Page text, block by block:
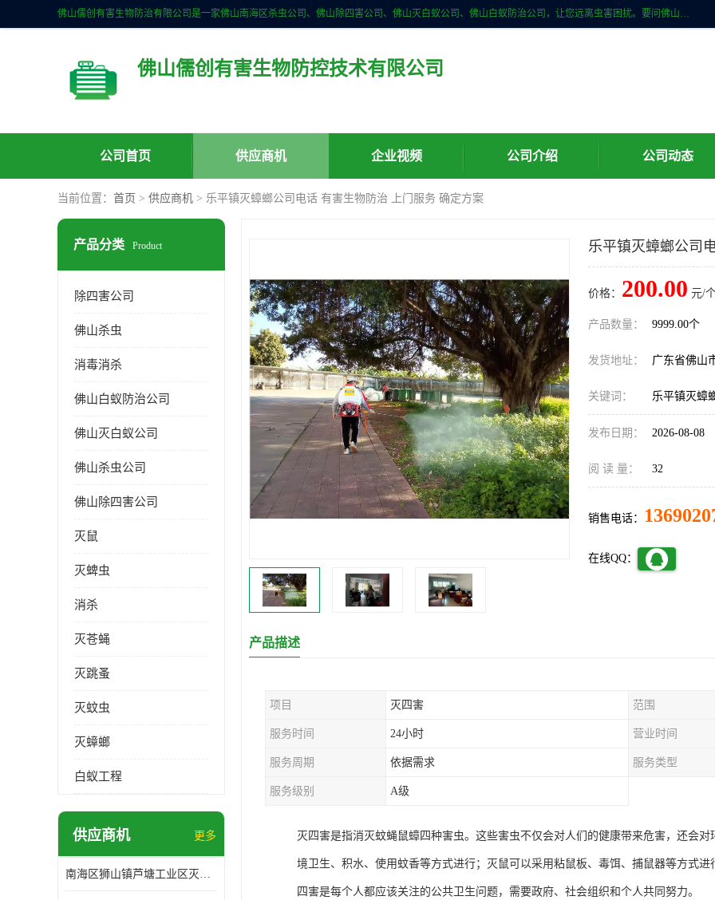
佛山儒创有害生物防治有限公司是一家佛山南海区杀虫公司、佛山除四害公司、佛山灭白蚁公司、佛山白蚁防治公司，让您远离虫害困扰。要问佛山白蚁防治哪家好？佛山儒创有害生物防治有限公司全佛山、广州，正规公司，上门勘查，可靠，售后有保障。
佛山儒创有害生物防控技术有限公司
公司首页 供应商机 企业视频 公司介绍 公司动态
当前位置： 首页 > 供应商机 > 乐平镇灭蟑螂公司电话 有害生物防治 上门服务 确定方案
产品分类 Product
除四害公司
佛山杀虫
消毒消杀
佛山白蚁防治公司
佛山灭白蚁公司
佛山杀虫公司
佛山除四害公司
灭鼠
灭蜱虫
消杀
灭苍蝇
灭跳蚤
灭蚊虫
灭蟑螂
白蚁工程
供应商机 更多
南海区狮山镇芦塘工业区灭白蚁多少钱 上门服务 确定方案
乐平镇灭蟑螂公司
价格： 200.00 元/
产品数量： 9999.00个
发货地址： 广东省佛山
关键词： 乐平镇灭蟑
发布日期： 2026-08-08
阅 读 量： 32
销售电话：
在线QQ：
产品描述
项目 灭四害 范围
服务时间 24小时 营业时间
服务周期 依据需求 服务类型
服务级别 A级
灭四害是指消灭蚊蝇鼠蟑四种害虫。这些害虫不仅会对人们的健康带来危害，还会
境卫生、积水、使用蚊香等方式进行；灭鼠可以采用粘鼠板、毒饵、捕鼠器等方式
四害是每个人都应该关注的公共卫生问题，需要政府、社会组织和个人共同努力。